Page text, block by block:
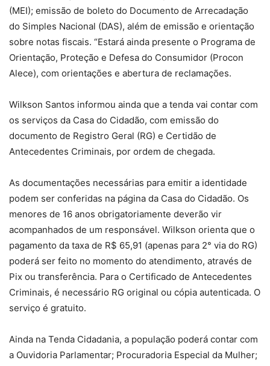
(MEI); emissão de boleto do Documento de Arrecadação
do Simples Nacional (DAS), além de emissão e orientação
sobre notas fiscais. “Estará ainda presente o Programa de
Orientação, Proteção e Defesa do Consumidor (Procon
Alece), com orientações e abertura de reclamações.
Wilkson Santos informou ainda que a tenda vai contar com
os serviços da Casa do Cidadão, com emissão do
documento de Registro Geral (RG) e Certidão de
Antecedentes Criminais, por ordem de chegada.
As documentações necessárias para emitir a identidade
podem ser conferidas na página da Casa do Cidadão. Os
menores de 16 anos obrigatoriamente deverão vir
acompanhados de um responsável. Wilkson orienta que o
pagamento da taxa de R$ 65,91 (apenas para 2° via do RG)
poderá ser feito no momento do atendimento, através de
Pix ou transferência. Para o Certificado de Antecedentes
Criminais, é necessário RG original ou cópia autenticada. O
serviço é gratuito.
Ainda na Tenda Cidadania, a população poderá contar com
a Ouvidoria Parlamentar; Procuradoria Especial da Mulher;